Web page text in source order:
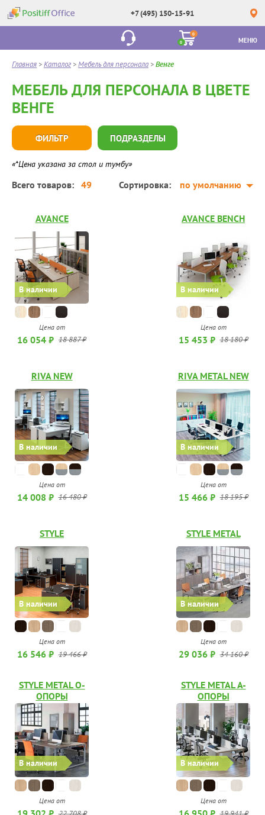
+7 (495) 150-15-91
0
0
МЕНЮ
Главная >Каталог >Мебель для персонала >Венге
МЕБЕЛЬ ДЛЯ ПЕРСОНАЛА В ЦВЕТЕ
ВЕНГЕ
ФИЛЬТР ПОДРАЗДЕЛЫ
«*Цена указана за стол и тумбу»
Всего товаров: 49 Сортировка: по умолчанию
В наличии
AVANCE
Цена от
16 054 ₽ 18 887 ₽
В наличии
AVANCE BENCH
Цена от
15 453 ₽ 18 180 ₽
В наличии
RIVA NEW
Цена от
14 008 ₽ 16 480 ₽
В наличии
RIVA METAL NEW
Цена от
15 466 ₽ 18 195 ₽
В наличии
STYLE
Цена от
16 546 ₽ 19 466 ₽
В наличии
STYLE METAL
Цена от
29 036 ₽ 34 160 ₽
В наличии
STYLE METAL О-
ОПОРЫ
Цена от
В наличии
STYLE METAL А-
ОПОРЫ
Цена от